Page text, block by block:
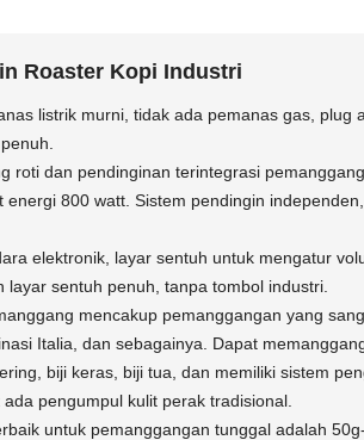
Roaster Kopi Industri
listrik murni, tidak ada pemanas gas, plug
roti dan pendinginan terintegrasi
energi 800 watt. Sistem pendingin
elektronik, layar sentuh untuk mengatur
layar sentuh penuh, tanpa tombol industri.
mencakup pemanggangan yang
Italia, dan sebagainya. Dapat
biji keras, biji tua, dan memiliki sistem
pengumpul kulit perak tradisional.
untuk pemanggangan tunggal adalah